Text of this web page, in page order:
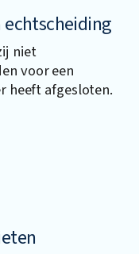
echtscheiding
niet
voor een
heeft afgesloten.